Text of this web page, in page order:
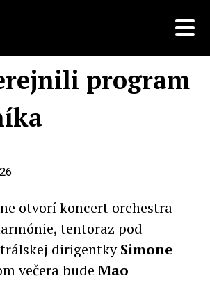
program
otvorí koncert orchestra
tentoraz pod
dirigentkySimone
večera bude Mao